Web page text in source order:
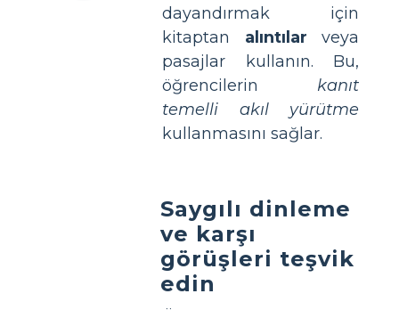
dayandırmak için
kitaptan alıntılar veya
pasajlar kullanın. Bu,
öğrencilerin kanıt
temelli akıl yürütme
kullanmasını sağlar.
Saygılı dinleme
ve karşı
görüşleri teşvik
edin